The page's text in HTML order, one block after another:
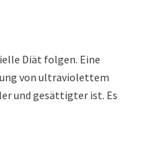
Diät folgen. Eine
von ultraviolettem
und gesättigter ist. Es